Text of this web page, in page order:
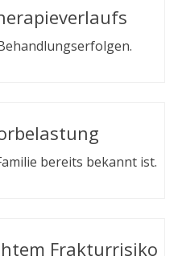
bereits bekannt ist.
Frakturrisiko